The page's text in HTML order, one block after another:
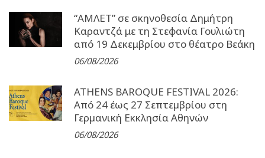
“ΑΜΛΕΤ” σε σκηνοθεσία Δημήτρη
Καραντζά με τη Στεφανία Γουλιώτη
από 19 Δεκεμβρίου στο θέατρο Βεάκη
06/08/2026
ATHENS BAROQUE FESTIVAL 2026:
Από 24 έως 27 Σεπτεµβρίου στη
Γερµανική Εκκλησία Αθηνών
06/08/2026